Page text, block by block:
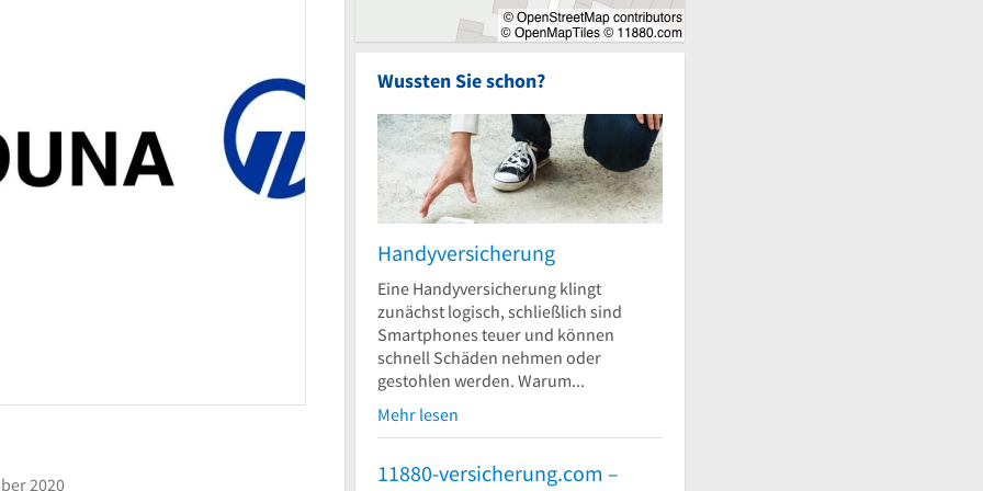
2020
Wussten Sie schon?
Handyversicherung
Eine Handyversicherung klingt
zunächst logisch, schließlich sind
Smartphones teuer und können
schnell Schäden nehmen oder
gestohlen werden. Warum...
Mehr lesen
11880-versicherung.com –